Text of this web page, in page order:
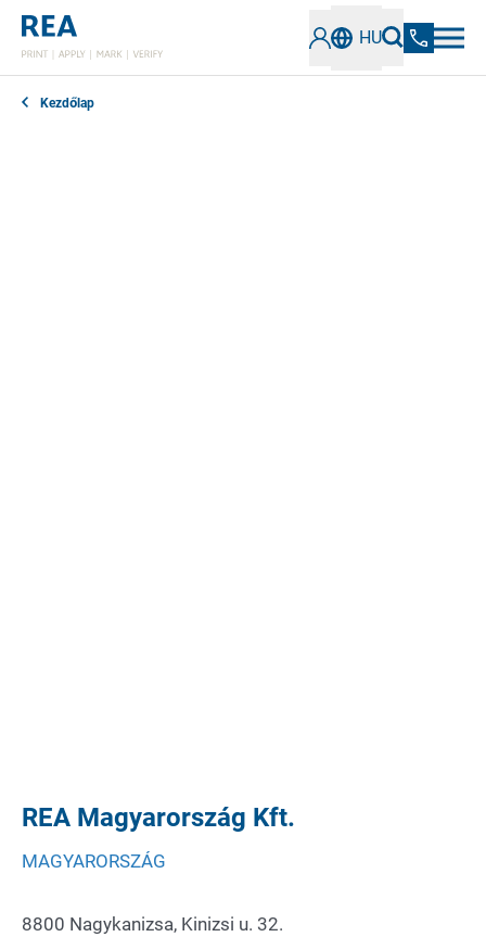
HU
Kezdőlap
REA Magyarország Kft.
MAGYARORSZÁG
8800 Nagykanizsa, Kinizsi u. 32.